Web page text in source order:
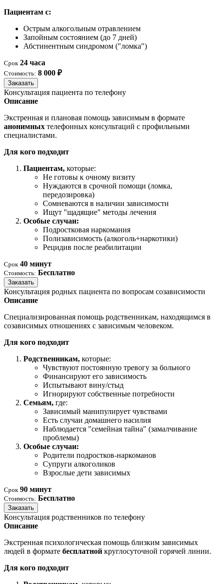
Пациентам с:
Острым алкогольным отравлением
Запойным состоянием (до 7 дней)
Абстинентным синдромом ("ломка")
Срок 24 часа
Стоимость: 8 000 ₽
Заказать
Консультация пациента по телефону
Описание
Экстренная и плановая помощь зависимым в формате
анонимных телефонных консультаций с профильными
специалистами.
Для кого подходит
Пациентам, которые:
Не готовы к очному визиту
Нуждаются в срочной помощи (ломка,
передозировка)
Сомневаются в наличии зависимости
Ищут "щадящие" методы лечения
Особые случаи:
Подростковая наркомания
Полизависимость (алкоголь+наркотики)
Рецидив после реабилитации
Срок 40 минут
Стоимость: Бесплатно
Заказать
Консультация родных пациента по вопросам созависимости
Описание
Специализированная помощь родственникам, находящимся в
созависимых отношениях с зависимым человеком.
Для кого подходит
Родственникам, которые:
Чувствуют постоянную тревогу за больного
Финансируют его зависимость
Испытывают вину/стыд
Игнорируют собственные потребности
Семьям, где:
Зависимый манипулирует чувствами
Есть случаи домашнего насилия
Наблюдается "семейная тайна" (замалчивание
проблемы)
Особые случаи:
Родители подростков-наркоманов
Супруги алкоголиков
Взрослые дети зависимых
Срок 90 минут
Стоимость: Бесплатно
Заказать
Консультация родственников по телефону
Описание
Экстренная психологическая помощь близким зависимых
людей в формате бесплатной круглосуточной горячей линии.
Для кого подходит